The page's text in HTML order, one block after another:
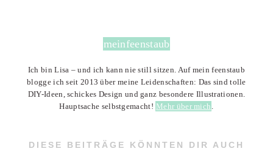
meinfeenstaub
Ich bin Lisa – und ich kann nie still sitzen. Auf mein feenstaub
blogge ich seit 2013 über meine Leidenschaften: Das sind tolle
DIY-Ideen, schickes Design und ganz besondere Illustrationen.
Hauptsache selbstgemacht! Mehr über mich
DIESE BEITRÄGE KÖNNTEN DIR AUCH